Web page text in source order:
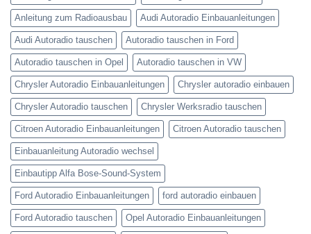
Anleitung zum Radioausbau Audi Autoradio Einbauanleitungen
Audi Autoradio tauschen Autoradio tauschen in Ford
Autoradio tauschen in Opel Autoradio tauschen in VW
Chrysler Autoradio Einbauanleitungen Chrysler autoradio einbauen
Chrysler Autoradio tauschen Chrysler Werksradio tauschen
Citroen Autoradio Einbauanleitungen Citroen Autoradio tauschen
Einbauanleitung Autoradio wechsel
Einbautipp Alfa Bose-Sound-System
Ford Autoradio Einbauanleitungen ford autoradio einbauen
Ford Autoradio tauschen Opel Autoradio Einbauanleitungen